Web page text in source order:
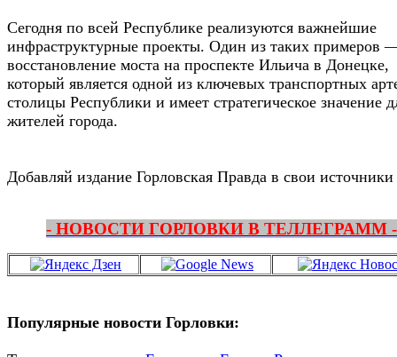
Сегодня по всей Республике реализуются важнейшие
инфраструктурные проекты. Один из таких примеров
восстановление моста на проспекте Ильича в Донецке,
который является одной из ключевых транспортных
столицы Республики и имеет стратегическое значение
жителей города.
Добавляй издание Горловская Правда в свои источники
- НОВОСТИ ГОРЛОВКИ В ТЕЛЛЕГРАММ -
Популярные новости Горловки: